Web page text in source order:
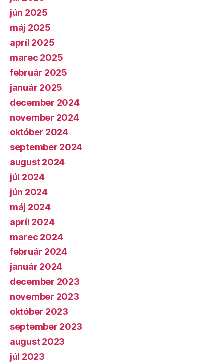
jún 2025
máj 2025
apríl 2025
marec 2025
február 2025
január 2025
december 2024
november 2024
október 2024
september 2024
august 2024
júl 2024
jún 2024
máj 2024
apríl 2024
marec 2024
február 2024
január 2024
december 2023
november 2023
október 2023
september 2023
august 2023
júl 2023